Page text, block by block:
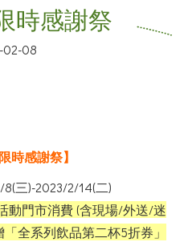
時感謝祭
02-08
時感謝祭】
8(三)-2023/2/14(二)
動門市消費(含現場/外送/迷
全系列飲品第二杯5折券」